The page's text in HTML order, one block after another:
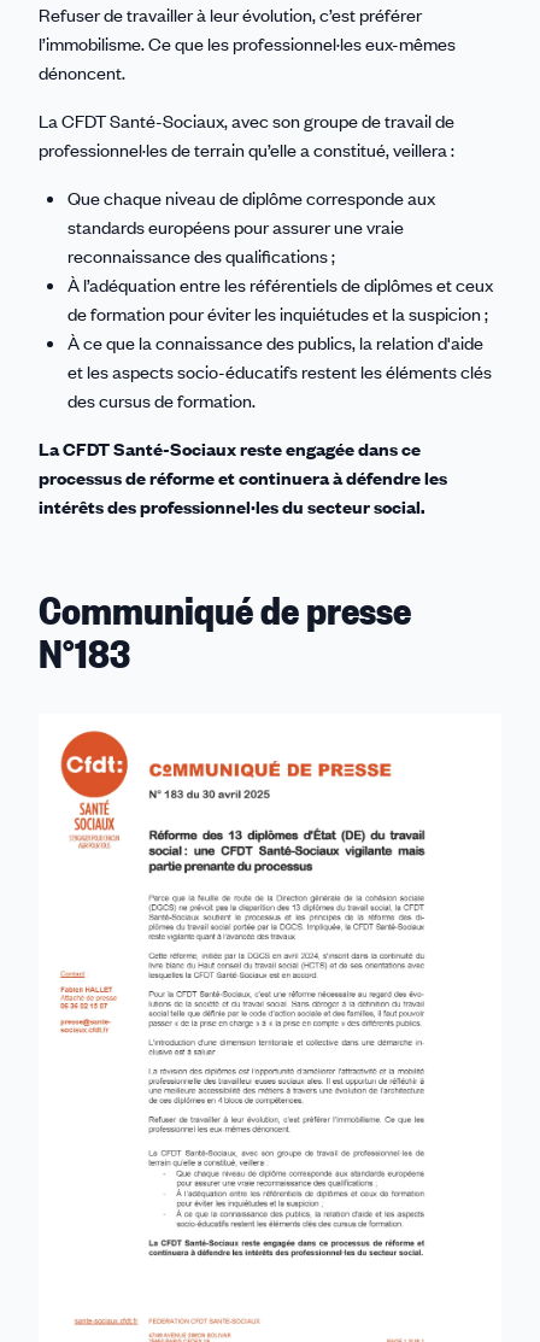
Refuser de travailler à leur évolution, c’est préférer
l’immobilisme. Ce que les professionnel·les eux-mêmes
dénoncent.
La CFDT Santé-Sociaux, avec son groupe de travail de
professionnel·les de terrain qu’elle a constitué, veillera :
Que chaque niveau de diplôme corresponde aux
standards européens pour assurer une vraie
reconnaissance des qualifications ;
À l’adéquation entre les référentiels de diplômes et ceux
de formation pour éviter les inquiétudes et la suspicion ;
À ce que la connaissance des publics, la relation d'aide
et les aspects socio-éducatifs restent les éléments clés
des cursus de formation.
La CFDT Santé-Sociaux reste engagée dans ce
processus de réforme et continuera à défendre les
intérêts des professionnel·les du secteur social.
Communiqué de presse
N°183